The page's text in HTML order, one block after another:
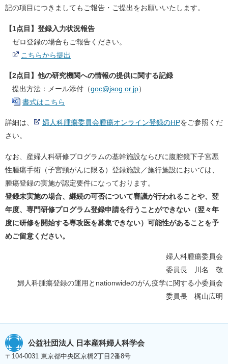
記の項目につきましてもご報告・ご提出をお願いいたします。
【1点目】登録入力状況報告
ゼロ登録の場合もご報告ください。
こちらから提出
【2点目】他の研究機関への情報の提供に関する記録
提出方法：メール添付（goc@jsog.or.jp）
書式はこちら
詳細は、 婦人科腫瘍委員会腫瘍オンライン登録のHPをご参照くだ
さい。
なお、産婦人科研修プログラムの基幹施設ならびに腹腔鏡下子宮悪
性腫瘍手術（子宮頸がんに限る）登録施設／施行施設においては、
腫瘍登録の実施が認定要件になっております。
登録未実施の場合、継続の可否について審議が行われることや、翌
年度、専門研修プログラム登録申請を行うことができない（翌々年
度に研修を開始する専攻医を募集できない）可能性があることを予
めご留意ください。
婦人科腫瘍委員会
委員長 川名 敬
婦人科腫瘍登録の運用とnationwideのがん疫学に関する小委員会
委員長 梶山広明
公益社団法人 日本産科婦人科学会
〒104-0031 東京都中央区京橋2丁目2番8号